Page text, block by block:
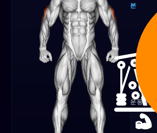
본
장비
운동 유형